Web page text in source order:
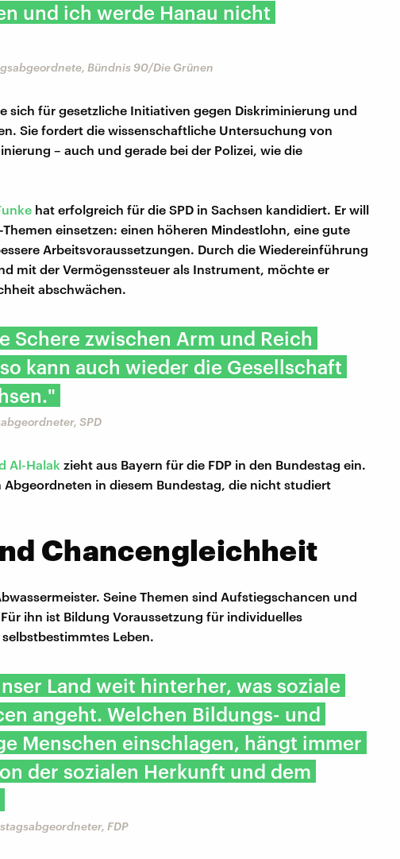
und ich werde Hanau nicht
Bündnis 90/Die Grünen
sich für gesetzliche Initiativen gegen Diskriminierung und
Sie fordert die wissenschaftliche Untersuchung von
– auch und gerade bei der Polizei, wie die
hat erfolgreich für die SPD in Sachsen kandidiert. Er will
Themen einsetzen: einen höheren Mindestlohn, eine gute
Arbeitsvoraussetzungen. Durch die Wiedereinführung
mit der Vermögenssteuer als Instrument, möchte er
abschwächen.
Schere zwischen Arm und Reich
kann auch wieder die Gesellschaft
SPD
Al-Halak zieht aus Bayern für die FDP in den Bundestag ein.
Abgeordneten in diesem Bundestag, die nicht studiert
Chancengleichheit
Seine Themen sind Aufstiegschancen und
ihn ist Bildung Voraussetzung für individuelles
Leben.
Land weit hinterher, was soziale
angeht. Welchen Bildungs- und
Menschen einschlagen, hängt immer
der sozialen Herkunft und dem
FDP